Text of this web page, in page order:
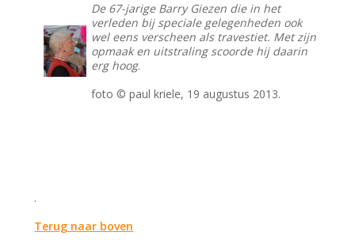
De 67-jarige Barry Giezen die in het
verleden bij speciale gelegenheden ook
wel eens verscheen als travestiet. Met zijn
opmaak en uitstraling scoorde hij daarin
erg hoog.
foto © paul kriele, 19 augustus 2013.
.
Terug naar boven